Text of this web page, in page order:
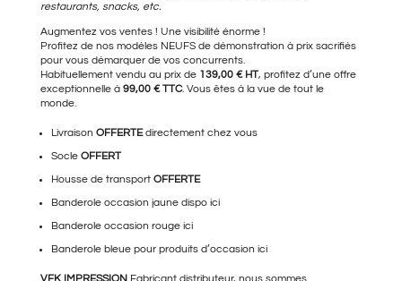
INITIAL
ÉTAIT :
166,80€.
ACTUEL
EST :
restaurants, snacks, etc.
Augmentez vos ventes ! Une visibilité énorme !
Profitez de nos modèles NEUFS de démonstration à prix sacrifiés
pour vous démarquer de vos concurrents.
Habituellement vendu au prix de 139,00 € HT, profitez d’une offre
exceptionnelle à 99,00 € TTC. Vous êtes à la vue de tout le
monde.
Livraison OFFERTEdirectement chez vous
Socle OFFERT
Housse de transport OFFERTE
Banderole occasion jaunedispo ici
Banderole occasion rougeici
Banderole bleue pour produits d’occasion ici